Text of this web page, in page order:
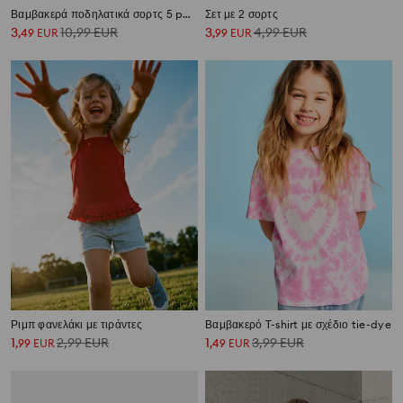
Βαμβακερά ποδηλατικά σορτς 5 pack
3,49 EUR10,99EUR
Σετ με 2 σορτς
3,99 EUR4,99EUR
Ριμπ φανελάκι με τιράντες
1,99 EUR 2,99EUR
Βαμβακερό T-shirt με σχέδιο tie-dye
1,49 EUR 3,99EUR